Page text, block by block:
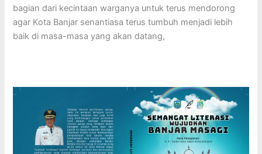
bagian dari kecintaan warganya untuk terus mendorong
agar Kota Banjar senantiasa terus tumbuh menjadi lebih
baik di masa-masa yang akan datang,